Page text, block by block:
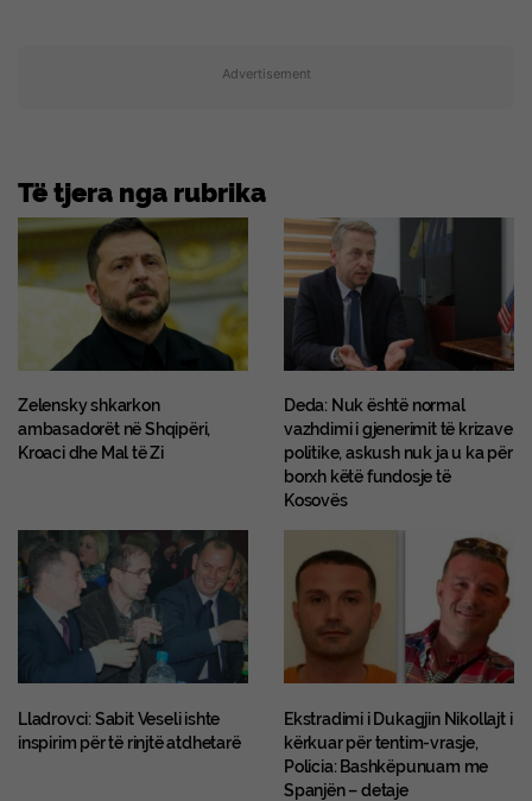
Advertisement
Të tjera nga rubrika
Zelensky shkarkon
ambasadorët në Shqipëri,
Kroaci dhe Mal të Zi
Deda: Nuk është normal
vazhdimi i gjenerimit të krizave
politike, askush nuk ja u ka për
borxh këtë fundosje të
Kosovës
Lladrovci: Sabit Veseli ishte
inspirim për të rinjtë atdhetarë
Ekstradimi i Dukagjin Nikollajt i
kërkuar për tentim-vrasje,
Policia: Bashkëpunuam me
Spanjën – detaje